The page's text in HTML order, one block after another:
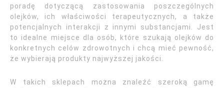
poradę dotyczącą zastosowania poszczególnych
olejków, ich właściwości terapeutycznych, a także
potencjalnych interakcji z innymi substancjami. Jest
to idealne miejsce dla osób, które szukają olejków do
konkretnych celów zdrowotnych i chcą mieć pewność,
że wybierają produkty najwyższej jakości.
W takich sklepach można znaleźć szeroką gamę